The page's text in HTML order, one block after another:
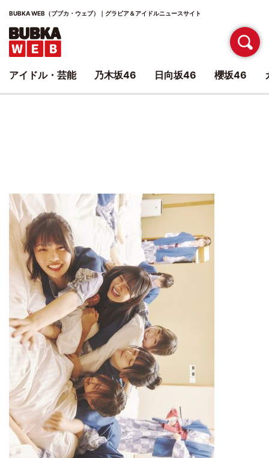
BUBKA WEB（ブブカ・ウェブ）｜グラビア＆アイドルニュースサイト
アイドル・芸能 乃木坂46 日向坂46 櫻坂46